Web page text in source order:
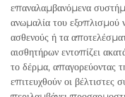
επαναλαμβανόμενα
ανωμαλία του εξοπλισμού
ασθενούς ή τα
αισθητήρων εντοπίζει
το δέρμα, απαγορεύοντας
επιτευχθούν οι βέλτιστες